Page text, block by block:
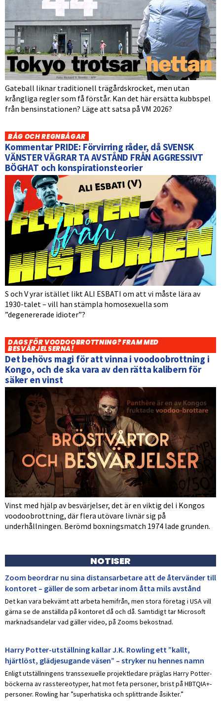
Gateball liknar traditionell trägårdskrocket, men utan
krångliga regler som få förstår. Kan det här ersätta kubbspel
från bensinstationen? Läge att satsa på VM 2026?
BÅG OCH REGNBÅGAR
Kommentar PRIDE: Förvirring råder, då SVENSK
VÄNSTER VÄGRAR TA AVSTÅND FRÅN AGGRESSIVT
BÖGHAT och konspirationsteorier
S och V yrar istället likt ALI ESBATI om att vi måste lära av
1930-talet – vill han stämpla homosexuella som
”degenererade idioter”?
DAGS FÖR VOODOOBROTTNING? FRAM MED
BESVÄRJELSERNA!
Det behövs magi för att vinna i voodoobrottning i
Kongo, och de ska vara av den rätta kalibern för
säker en vinst
Vinst med hjälp av besvärjelser, det är en viktig del i Kongos
voodoobrottning, där flera utövare livnär sig på
underhållningen. Berömd boxningsmatch 1974 lade grunden.
NOTISER
Zoom beordrar nu sina distansarbetare att de återvänder till
kontoret – gäller de som arbetar inom åtta mils avstånd
Det kan vara bekvämt att arbeta hemifrån, men stora företag i USA vill
gärna se de anställda på kontoret då och då. Samtidigt tar Microsoft
marknadsandelar vad gäller video, på Zooms bekostnad.
Harry Potter-utställning kallar J.K. Rowling ett ”kallt,
hjärtlöst, glädjesugande väsen” – stryker nu hennes namn
Enligt utställningens transsexuelle projektledare präglas Harry Potter-
böckerna av rasstereotyper, hat mot feta personer, brist på HBTQIA+-
personer. Rowling har ”superhatiska och splittrande åsikter.”